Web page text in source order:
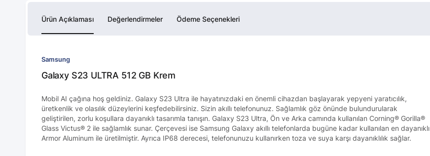
Ürün Açıklaması Değerlendirmeler Ödeme Seçenekleri
Samsung
Galaxy S23 ULTRA 512 GB Krem
Mobil AI çağına hoş geldiniz. Galaxy S23 Ultra ile hayatınızdaki en önemli cihazdan başlayarak yepyeni yaratıcılık,
üretkenlik ve olasılık düzeylerini keşfedebilirsiniz. Sizin akıllı telefonunuz. Sağlamlık göz önünde bulundurularak
geliştirilen, zorlu koşullara dayanıklı tasarımla tanışın. Galaxy S23 Ultra, Ön ve Arka camında kullanılan Corning® Gorilla®
Glass Victus® 2 ile sağlamlık sunar. Çerçevesi ise Samsung Galaxy akıllı telefonlarda bugüne kadar kullanılan en dayanıklı
Armor Aluminum ile üretilmiştir. Ayrıca IP68 derecesi, telefonunuzu kullanırken toza ve suya karşı dayanıklılık sağlar.